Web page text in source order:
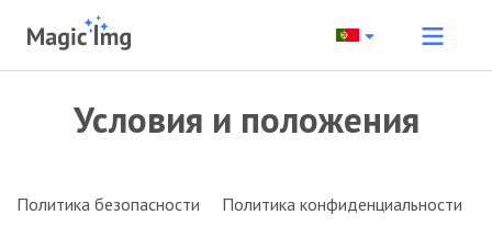
Условия и положения
Политика безопасности Политика конфиденциальности